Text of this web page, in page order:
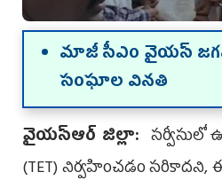
మాజీ సీఎం వైయ‌స్
సంఘాల వినతి
వైయ‌స్ఆర్ జిల్లా: సర్వీసులో
(TET) నిర్వహించడం సరికాదని,